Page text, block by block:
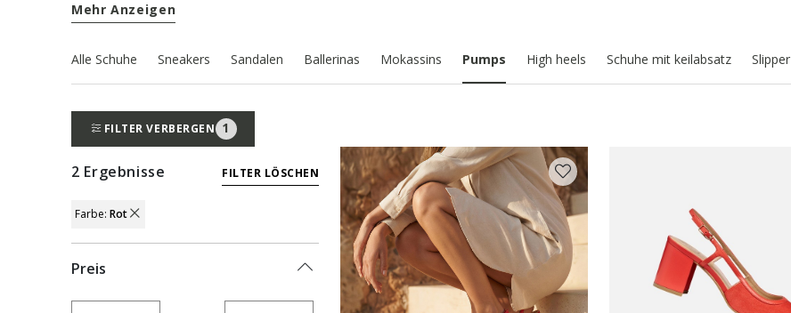
Mehr Anzeigen
Alle Schuhe Sneakers Sandalen Ballerinas Mokassins Pumps High heels Schuhe mit keilabsatz Slipper
FILTER VERBERGEN 1
2 Ergebnisse FILTER LÖSCHEN
Farbe: Rot
REMOVE FILTER CURRENTLY REFINED BY FARBE: ROT
Preis